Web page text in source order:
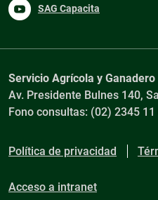
SAG Capacita
Servicio Agrícola y Ganadero
Av. Presidente Bulnes 140,
Fono consultas: (02) 2345 11
Política de privacidad
Acceso a intranet